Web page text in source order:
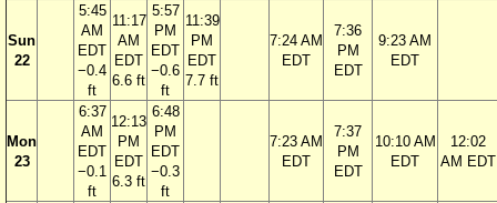
Sun
22
5:45
AM
EDT
−0.4
ft
11:17
AM
EDT
6.6 ft
5:57
PM
EDT
−0.6
ft
11:39
PM
EDT
7.7 ft
7:24 AM
EDT
7:36
PM
EDT
9:23 AM
EDT
Mon
23
6:37
AM
EDT
−0.1
ft
12:13
PM
EDT
6.3 ft
6:48
PM
EDT
−0.3
ft
7:23 AM
EDT
7:37
PM
EDT
10:10 AM
EDT
12:02
AM EDT